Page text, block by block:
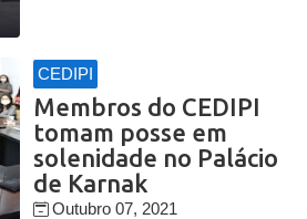
CEDIPI
Membros do CEDIPI
tomam posse em
solenidade no Palácio
de Karnak
Outubro 07, 2021